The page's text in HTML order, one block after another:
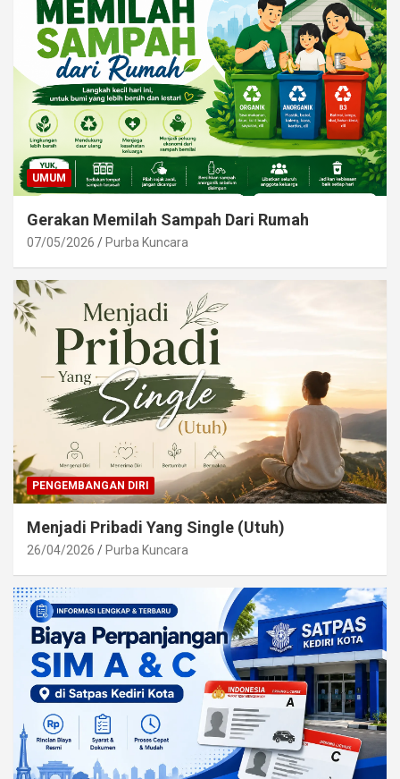
UMUM
Gerakan Memilah Sampah Dari Rumah
07/05/2026 Purba Kuncara
PENGEMBANGAN DIRI
Menjadi Pribadi Yang Single (Utuh)
26/04/2026 Purba Kuncara